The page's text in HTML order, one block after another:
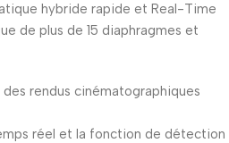
hybride rapide et Real-Time
de plus de 15 diaphragmes et
rendus cinématographiques
réel et la fonction de détection